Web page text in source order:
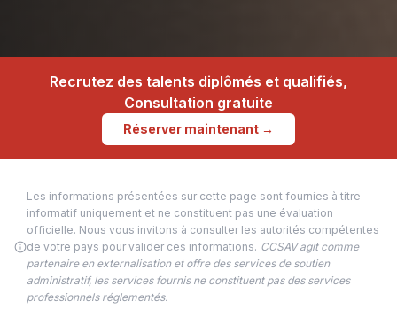
Recrutez des talents diplômés et qualifiés,
Consultation gratuite
Réserver maintenant →
Les informations présentées sur cette page sont fournies à titre
informatif uniquement et ne constituent pas une évaluation
officielle. Nous vous invitons à consulter les autorités compétentes
de votre pays pour valider ces informations. CCSAV agit comme
partenaire en externalisation et offre des services de soutien
administratif, les services fournis ne constituent pas des services
professionnels réglementés.